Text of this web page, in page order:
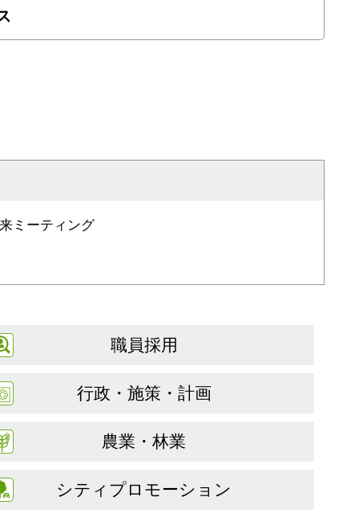
ミーティング
職員採用
行政・施策・計画
農業・林業
シティプロモーション